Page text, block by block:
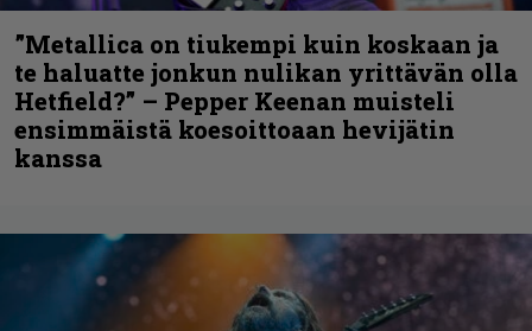
”Metallica on tiukempi kuin koskaan ja
te haluatte jonkun nulikan yrittävän olla
Hetfield?” – Pepper Keenan muisteli
ensimmäistä koesoittoaan hevijätin
kanssa